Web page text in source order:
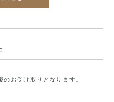
のお受け取りとなります。